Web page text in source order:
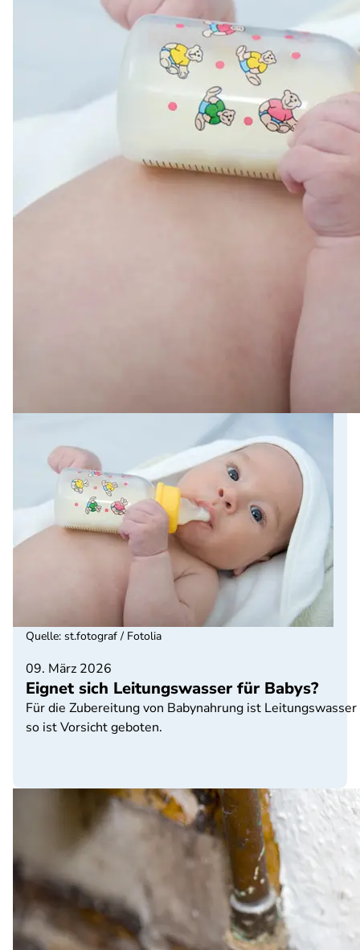
09. März 2026
Eignet sich Leitungswasser für Babys?
Für die Zubereitung von Babynahrung ist
so ist Vorsicht geboten.
Quelle: st.fotograf / Fotolia